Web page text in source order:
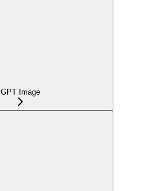
GPT Image